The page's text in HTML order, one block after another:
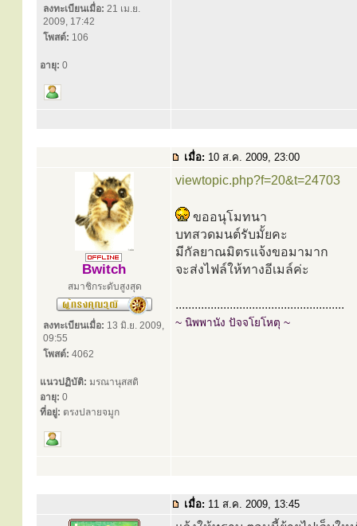
ลงทะเบียนเมื่อ: 21 เม.ย.
2009, 17:42
โพสต์: 106
อายุ: 0
เมื่อ: 10 ส.ค. 2009, 23:00
Bwitch
สมาชิกระดับสูงสุด
ลงทะเบียนเมื่อ: 13 มิ.ย. 2009,
09:55
โพสต์: 4062
แนวปฏิบัติ: มรณานุสสติ
อายุ: 0
ที่อยู่: ตรงปลายจมูก
viewtopic.php?f=20&t=24703
ขออนุโมทนา
บทสวดมนต์รับมั้ยคะ
มีกัลยาณมิตรแจ้งขอมามาก
จะส่งไฟล์ให้ทางอีเมล์ค่ะ
.....................................................
~ นิพพานัง ปัจจโยโหตุ ~
เมื่อ: 11 ส.ค. 2009, 13:45